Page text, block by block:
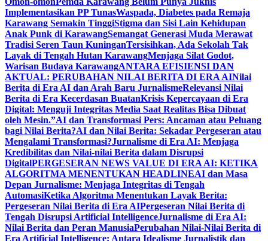
Implementasikan PP TunasWaspada, Diabetes pada Remaja
Karawang Semakin TinggiStigma dan Sisi Lain Kehidupan
Anak Punk di KarawangSemangat Generasi Muda Merawat
Tradisi Seren Taun KuninganTersisihkan, Ada Sekolah Tak
Layak di Tengah Hutan KarawangMenjaga Silat Godot,
Warisan Budaya KarawangANTARA EFISIENSI DAN
AKTUAL: PERUBAHAN NILAI BERITA DI ERA AINilai
Berita di Era AI dan Arah Baru JurnalismeRelevansi Nilai
Berita di Era Kecerdasan BuatanKrisis Kepercayaan di Era
Digital: Menguji Integritas Media Saat Realitas Bisa Dibuat
oleh Mesin.”AI dan Transformasi Pers: Ancaman atau Peluang
bagi Nilai Berita?AI dan Nilai Berita: Sekadar Pergeseran atau
Mengalami Transformasi?Jurnalisme di Era AI: Menjaga
Kredibilitas dan Nilai-nilai Berita dalam Disrupsi
DigitalPERGESERAN NEWS VALUE DI ERA AI: KETIKA
ALGORITMA MENENTUKAN HEADLINEAI dan Masa
Depan Jurnalisme: Menjaga Integritas di Tengah
AutomasiKetika Algoritma Menentukan Layak Berita:
Pergeseran Nilai Berita di Era AIPergeseran Nilai Berita di
Tengah Disrupsi Artificial IntelligenceJurnalisme di Era AI:
Nilai Berita dan Peran ManusiaPerubahan Nilai-Nilai Berita di
Era Artificial Intelligence: Antara Idealisme Jurnalistik dan